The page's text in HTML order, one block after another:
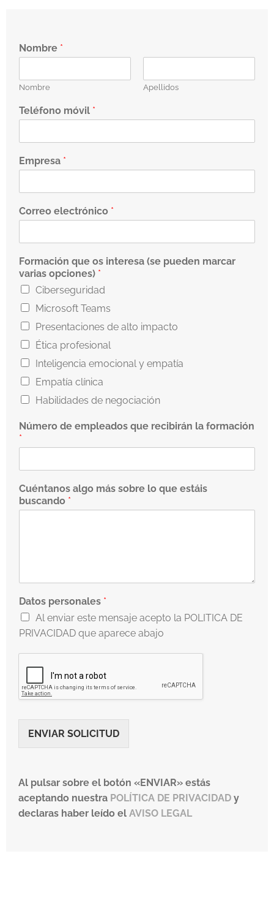
Nombre *
Nombre Apellidos
Teléfono móvil *
Empresa *
Correo electrónico *
Formación que os interesa (se pueden marcar
varias opciones) *
Ciberseguridad
Microsoft Teams
Presentaciones de alto impacto
Ética profesional
Inteligencia emocional y empatía
Empatía clínica
Habilidades de negociación
Número de empleados que recibirán la formación
*
Cuéntanos algo más sobre lo que estáis
buscando *
Datos personales *
Al enviar este mensaje acepto la POLITICA DE
PRIVACIDAD que aparece abajo
ENVIAR SOLICITUD
Al pulsar sobre el botón «ENVIAR» estás
aceptando nuestra POLÍTICA DE PRIVACIDAD y
declaras haber leído el AVISO LEGAL